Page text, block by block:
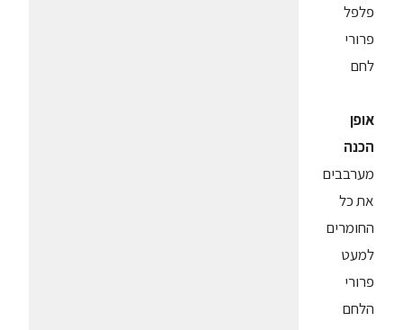
פלפל
פרורי
לחם
אופן
הכנה
מערבבים
את כל
החומרים
למעט
פרורי
הלחם